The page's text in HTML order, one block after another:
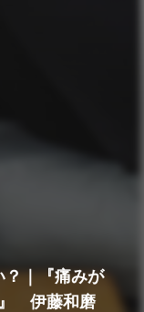
？｜『痛みが
』 伊藤和磨